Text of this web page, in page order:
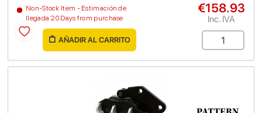
Non-Stock Item - Estimación de
llegada 20 Days from purchase
€158.93
Inc. IVA
AÑADIR AL CARRITO